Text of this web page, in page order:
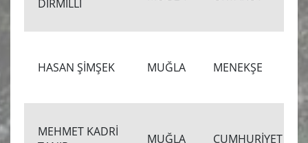
DİRMİLLİ
HASAN ŞİMŞEK MUĞLA MENEKŞE
MEHMET KADRİ
MUĞLA CUMHURİYET